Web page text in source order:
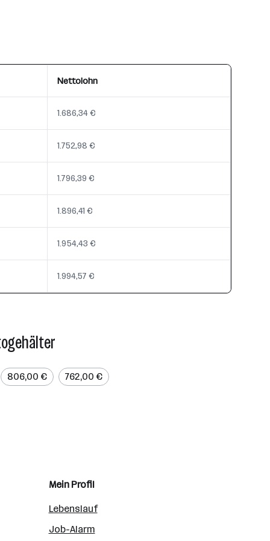
Nettolohn
1.686,34 €
1.752,98 €
1.796,39 €
1.896,41 €
1.954,43 €
1.994,57 €
806,00 € 762,00 €
Mein Profil
Lebenslauf
Job-Alarm